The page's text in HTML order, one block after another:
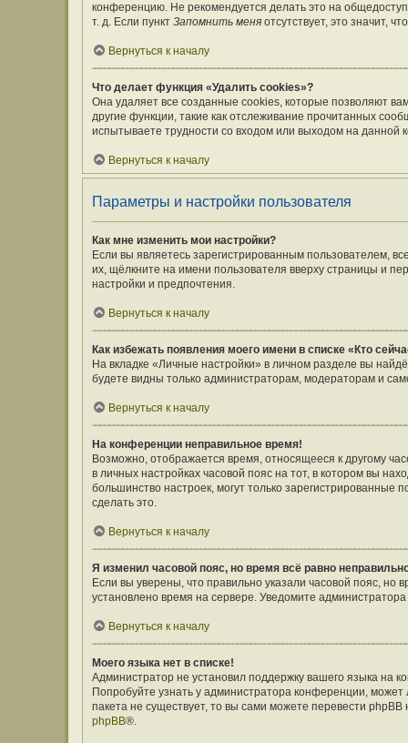
конференцию. Не рекомендуется делать это на
т. д. Если пункт Запомнить меня отсутствует, это значит,
Вернуться к началу
Что делает функция «Удалить cookies»?
Она удаляет все созданные cookies, которые позволяют
другие функции, такие как отслеживание прочитанных
испытываете трудности со входом или выходом на
Вернуться к началу
Параметры и настройки пользователя
Как мне изменить мои настройки?
Если вы являетесь зарегистрированным пользователем,
их, щёлкните на имени пользователя вверху страницы и
настройки и предпочтения.
Вернуться к началу
Как избежать появления моего имени в списке «Кто
На вкладке «Личные настройки» в личном разделе вы
будете видны только администраторам, модераторам и
Вернуться к началу
На конференции неправильное время!
Возможно, отображается время, относящееся к другому
в личных настройках часовой пояс на тот, в котором вы
большинство настроек, могут только
сделать это.
Вернуться к началу
Я изменил часовой пояс, но время всё равно
Если вы уверены, что правильно указали часовой пояс,
установлено время на сервере. Уведомите
Вернуться к началу
Моего языка нет в списке!
Администратор не установил поддержку вашего языка на
Попробуйте узнать у администратора конференции, может
пакета не существует, то вы сами можете перевести
phpBB®.